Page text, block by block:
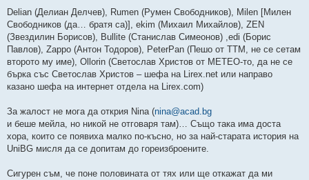
Delian (Делиан Делчев), Rumen (Румен Свободников), Milen [Милен
Свободников (да… братя са)], ekim (Михаил Михайлов), ZEN
(Звездилин Борисов), Bullite (Станислав Симеонов) ,edi (Борис
Павлов), Zappo (Антон Тодоров), PeterPan (Пешо от TTM, не се сетам
второто му име), Ollorin (Светослав Христов от METEO-то, да не се
бърка със Светослав Христов – шефа на Lirex.net или направо
казано шефа на интернет отдела на Lirex.com)
За жалост не мога да открия Nina (nina@acad.bg
и беше мейла, но никой не отговаря там)… Също така има доста
хора, които се появиха малко по-късно, но за най-старата история на
UniBG мисля да се допитам до гореизброените.
Сигурен съм, че поне половината от тях или ще откажат да ми